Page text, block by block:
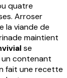
quatre
Arroser
la viande de
maintient
se
contenant
fait une recette